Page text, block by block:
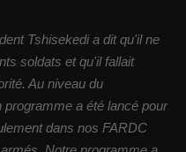
Tshisekedi a dit qu'il ne
soldats et qu'il fallait
Au niveau du
a été lancé pour
dans nos FARDC